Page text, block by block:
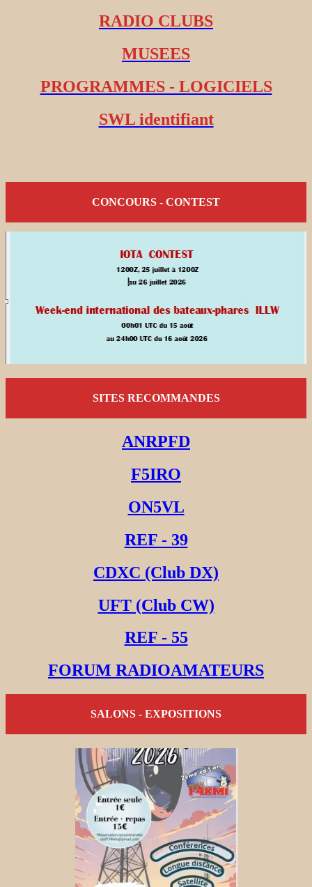
RADIO CLUBS
MUSEES
PROGRAMMES - LOGICIELS
SWL identifiant
CONCOURS - CONTEST
SITES RECOMMANDES
ANRPFD
F5IRO
ON5VL
REF - 39
CDXC (Club DX)
UFT (Club CW)
REF - 55
FORUM RADIOAMATEURS
SALONS - EXPOSITIONS